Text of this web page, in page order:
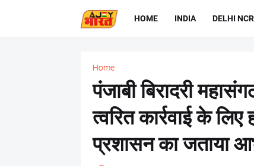
HOME INDIA DELHI NCR
Home
​पंजाबी बिरादरी
त्वरित कार्रवाई के
प्रशासन का जताया